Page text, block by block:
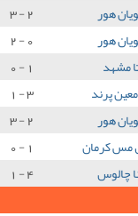
هور 2 - 3
هور 0 - 2
مشهد 1 - 0
پرند 3 - 1
هور 2 - 3
مس کرمان 1 - 0
چالوس 4 - 1